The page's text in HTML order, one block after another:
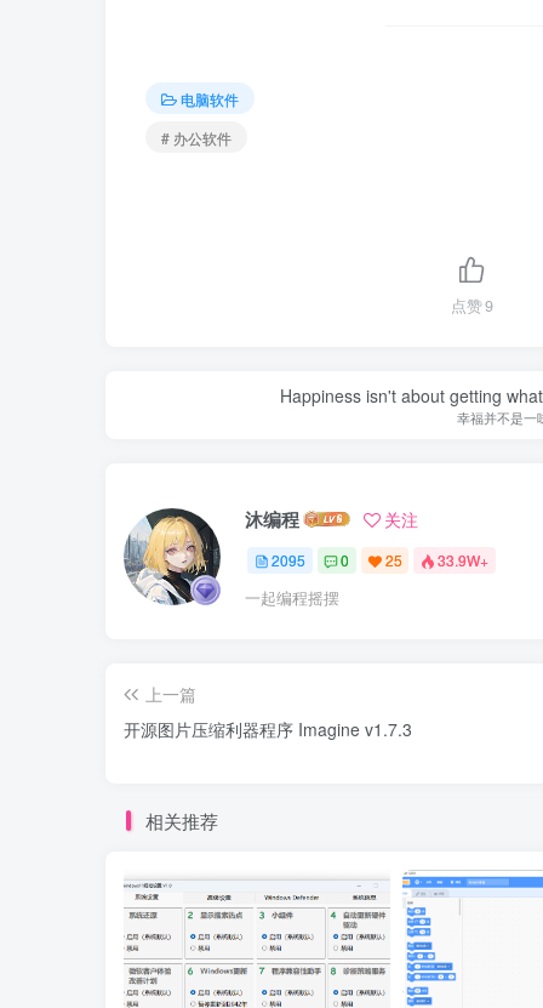
电脑软件
# 办公软件
点赞9
Happiness isn't about getting
幸福并不是一
沐编程 关注
2095 0 25 33.9W+
一起编程摇摆
上一篇
开源图片压缩利器程序 Imagine v1.7.3
相关推荐